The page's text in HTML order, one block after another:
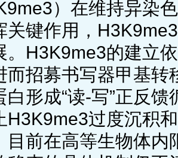
）在维持异染
关键作用，
。H3K9me3的建立
而招募书写器甲基
白形成“读-写”正反
H3K9me3过度沉积
目前在高等生物体